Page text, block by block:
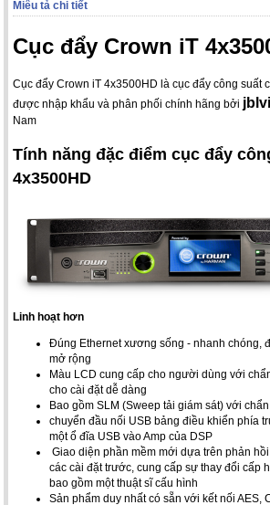
Miêu tả chi tiết
Cục đẩy Crown iT
Cục đẩy Crown iT 4x3500HD là cục đẩy công suất
được nhập khẩu và phân phối chính hãng bởi
Nam
Tính năng đặc điểm cục đẩy
4x3500HD
Linh hoạt hơn
Đúng Ethernet xương sống - nhanh chóng,
mở rộng
Màu LCD cung cấp cho người dùng với
cho cài đặt dễ dàng
Bao gồm SLM (Sweep tải giám sát) với
chuyển đầu nối USB bảng điều khiển phía
một ổ đĩa USB vào Amp của DSP
Giao diện phần mềm mới dựa trên phản
các cài đặt trước, cung cấp sự thay đổi cấp
bao gồm một thuật sĩ cấu hình
Sản phẩm duy nhất có sẵn với kết nối